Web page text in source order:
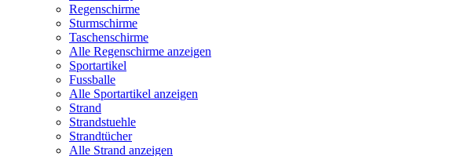
Regenschirme
Sturmschirme
Taschenschirme
Alle Regenschirme anzeigen
Sportartikel
Fussballe
Alle Sportartikel anzeigen
Strand
Strandstuehle
Strandtücher
Alle Strand anzeigen